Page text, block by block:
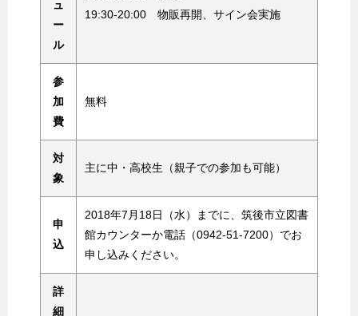
ュ
ー
ル
19:30-20:00 物販再開、サイン会実施
参
加
費
無料
対
象
主に中・高校生（親子での参加も可能）
申
込
2018年7月18日（水）までに、筑後市立図書
館カウンターか電話（0942-51-7200）でお
申し込みください。
詳
細